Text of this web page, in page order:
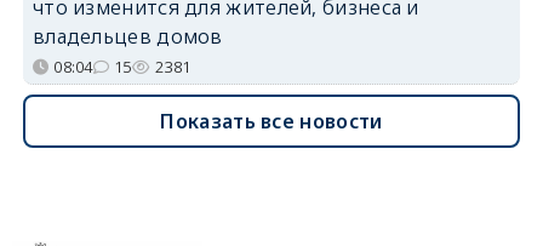
что изменится для жителей, бизнеса и
владельцев домов
08:04 15 2381
Показать все новости